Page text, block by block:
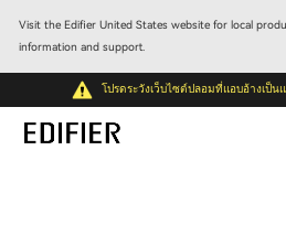
Visit the Edifier United States website for local
information and support.
โปรดระวังเว็บไซต์ปลอมที่แอบอ้างเป็น